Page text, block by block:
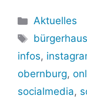
Kategorien
Aktuelles
bürgerhaus
infos,
obernburg,
socialmedia,